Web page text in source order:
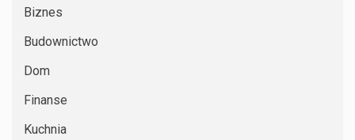
Biznes
Budownictwo
Dom
Finanse
Kuchnia